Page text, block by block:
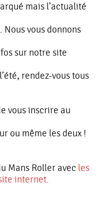
mais l’actualité
vous donnons
sur notre site
rendez-vous tous
vous inscrire au
ou même les deux !
Mans Roller avec les
internet.